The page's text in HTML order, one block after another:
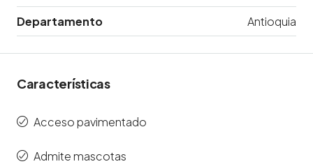
Departamento
Antioquia
Características
Acceso pavimentado
Admite mascotas